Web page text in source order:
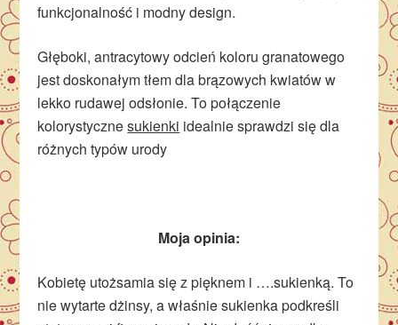
funkcjonalność i modny design.
Głęboki, antracytowy odcień koloru granatowego
jest doskonałym tłem dla brązowych kwiatów w
lekko rudawej odsłonie. To połączenie
kolorystycznesukienki idealnie sprawdzi się dla
różnych typów urody
Moja opinia:
Kobietę utożsamia się z pięknem i ….sukienką. To
nie wytarte dżinsy, a właśnie sukienka podkreśli